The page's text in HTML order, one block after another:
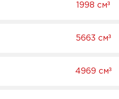
1998 см³
5663 см³
4969 см³